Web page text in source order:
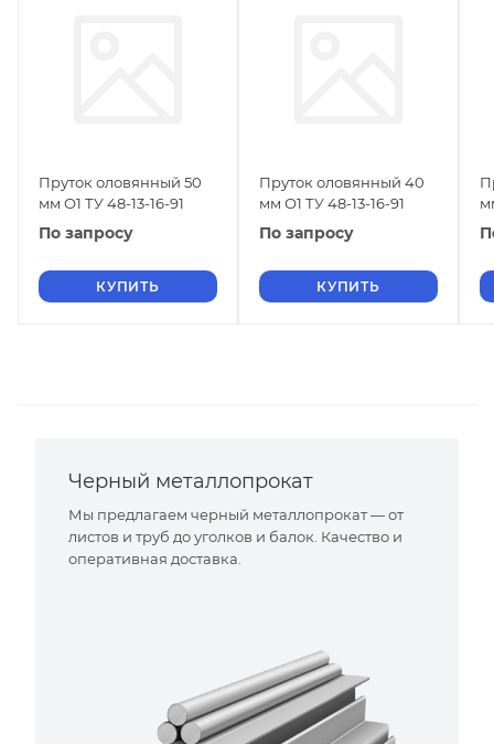
Пруток оловянный 50
мм О1 ТУ 48-13-16-91
По запросу
КУПИТЬ
Пруток оловянный 40
мм О1 ТУ 48-13-16-91
По запросу
КУПИТЬ
Черный металлопрокат
Мы предлагаем черный металлопрокат — от
листов и труб до уголков и балок. Качество и
оперативная доставка.